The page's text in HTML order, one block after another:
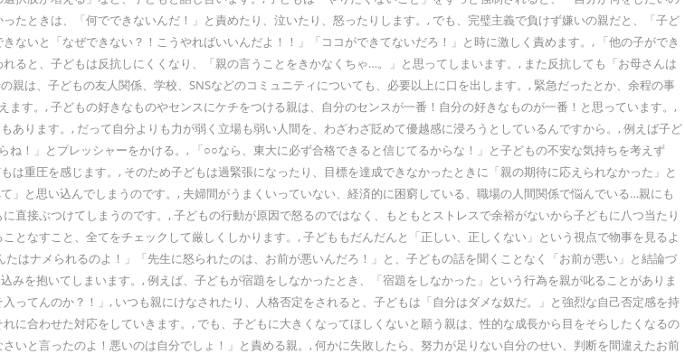
ときは、「何でできないんだ！」と責めたり、泣いたり、怒ったりします。, でも、完璧主義で負けず嫌いの親だと、「子ど
いと「なぜできない？！こうやればいいんだよ！！」「ココができてないだろ！」と時に激しく責めます。, 「他の子ができ
ると、子どもは反抗しにくくなり、「親の言うことをきかなくちゃ…。」と思ってしまいます。, また反抗しても「お母さんは
は、子どもの友人関係、学校、SNSなどのコミュニティについても、必要以上に口を出します。, 緊急だったとか、余程の事
す。, 子どもの好きなものやセンスにケチをつける親は、自分のセンスが一番！自分の好きなものが一番！と思っています。,
ります。, だって自分よりも力が弱く立場も弱い人間を、わざわざ貶めて優越感に浸ろうとしているんですから。, 例えば子ど
！」とプレッシャーをかける。, 「○○なら、東大に必ず合格できると信じてるからな！」と子どもの不安な気持ちを考えず
重圧を感じます。, そのため子どもは過緊張になったり、目標を達成できなかったときに「親の期待に応えられなかった」と
と思い込んでしまうのです。, 夫婦間がうまくいっていない、経済的に困窮している、職場の人間関係で悩んでいる…親にも
接ぶつけてしまうのです。, 子どもの行動が原因で怒るのではなく、もともとストレスで余裕がないから子どもに八つ当たり
なすこと、全てをチェックして厳しくしかります。, 子どももだんだんと「正しい、正しくない」という視点で物事を見るよ
はナメられるのよ！」「先生に怒られたのは、お前が悪いんだろ！」と、子どもの話を聞くことなく「お前が悪い」と結論づ
を抱いてしまいます。, 例えば、子どもが宿題をしなかったとき、「宿題をしなかった」という行為を親が叱ることがありま
てんのか？！」, いつも親にけなされたり、人格否定をされると、子どもは「自分はダメな奴だ。」と強烈な自己否定感を持
合わせた対応をしていきます。, でも、子どもに大きくなってほしくないと願う親は、性的な成長から目をそらしたくなるの
と言ったのよ！悪いのは自分でしょ！」と責める親。, 何かに失敗したら、努力が足りない自分のせい、判断を間違えたお前